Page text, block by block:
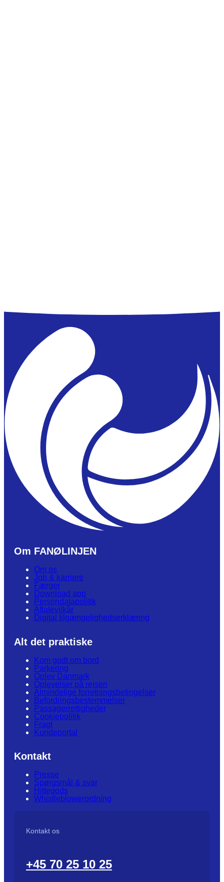
Om FANØLINJEN
Om os
Job & karriere
Færger
Download app
Persondatapolitik
Aftalevilkår
Digital tilgængelighedserklæring
Alt det praktiske
Kom godt om bord
Parkering
Oplev Danmark
Oplevelser på rejsen
Almindelige forretningsbetingelser
Befordringsbestemmelser
Passagerrettigheder
Cookiepolitik
Fragt
Kundeportal
Kontakt
Presse
Spørgsmål & svar
Hittegods
Whistleblowerordning
Kontakt os
+45 70 25 10 25